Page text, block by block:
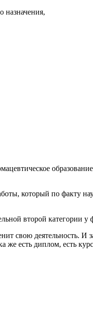
назначения,
который по факту
второй категории у
свою деятельность. И
же есть диплом, есть